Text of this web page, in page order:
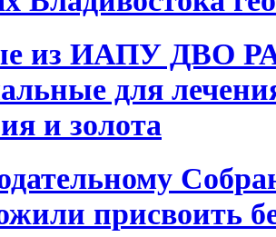
из ИАПУ ДВО
для
и золота
присвоить